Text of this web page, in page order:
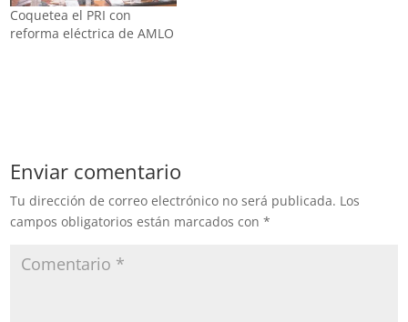
Coquetea el PRI con
reforma eléctrica de AMLO
Enviar comentario
Tu dirección de correo electrónico no será publicada. Los
campos obligatorios están marcados con*